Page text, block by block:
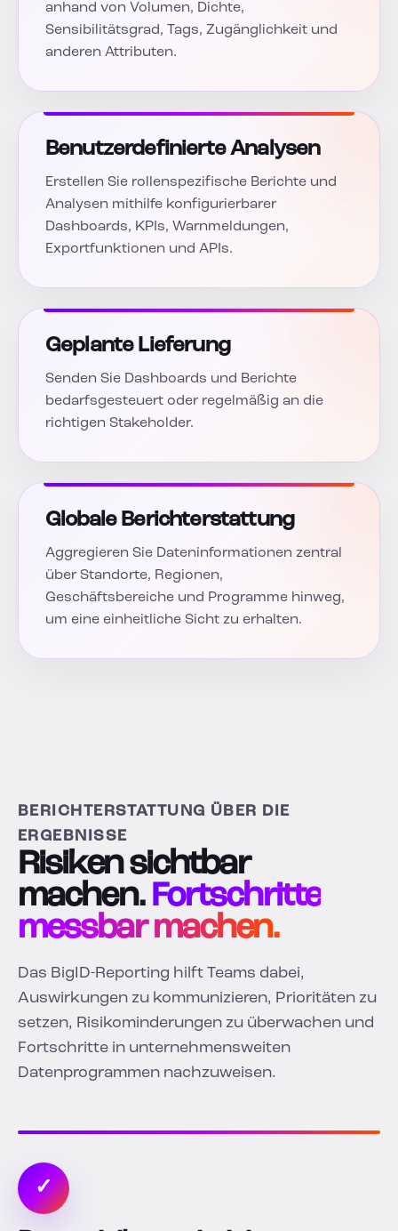
anhand von Volumen, Dichte,
Sensibilitätsgrad, Tags, Zugänglichkeit und
anderen Attributen.
Benutzerdefinierte Analysen
Erstellen Sie rollenspezifische Berichte und
Analysen mithilfe konfigurierbarer
Dashboards, KPIs, Warnmeldungen,
Exportfunktionen und APIs.
Geplante Lieferung
Senden Sie Dashboards und Berichte
bedarfsgesteuert oder regelmäßig an die
richtigen Stakeholder.
Globale Berichterstattung
Aggregieren Sie Dateninformationen zentral
über Standorte, Regionen,
Geschäftsbereiche und Programme hinweg,
um eine einheitliche Sicht zu erhalten.
BERICHTERSTATTUNG ÜBER DIE
ERGEBNISSE
Risiken sichtbar
machen. Fortschritte
messbar machen.
Das BigID-Reporting hilft Teams dabei,
Auswirkungen zu kommunizieren, Prioritäten zu
setzen, Risikominderungen zu überwachen und
Fortschritte in unternehmensweiten
Datenprogrammen nachzuweisen.
✓